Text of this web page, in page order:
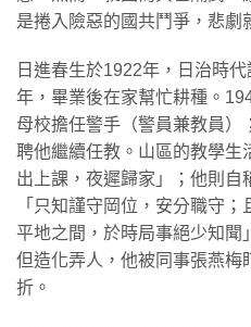
是捲入險惡的國共鬥爭，悲劇
日進春生於1922年，日治時
年，畢業後在家幫忙耕種。
母校擔任警手（警員兼教員）
聘他繼續任教。山區的教學生
出上課，夜遲歸家」；他則自
「只知謹守岡位，安分職守
平地之間，於時局事絕少知聞
但造化弄人，他被同事張燕梅
折。